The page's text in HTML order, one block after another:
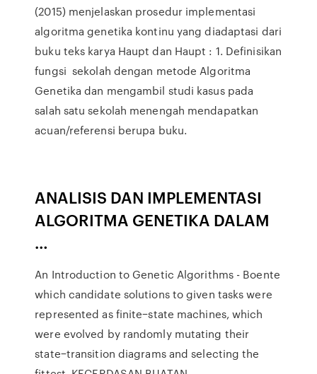
(2015) menjelaskan prosedur implementasi
algoritma genetika kontinu yang diadaptasi dari
buku teks karya Haupt dan Haupt : 1. Definisikan
fungsi sekolah dengan metode Algoritma
Genetika dan mengambil studi kasus pada
salah satu sekolah menengah mendapatkan
acuan/referensi berupa buku.
ANALISIS DAN IMPLEMENTASI
ALGORITMA GENETIKA DALAM
…
An Introduction to Genetic Algorithms - Boente
which candidate solutions to given tasks were
represented as finite−state machines, which
were evolved by randomly mutating their
state−transition diagrams and selecting the